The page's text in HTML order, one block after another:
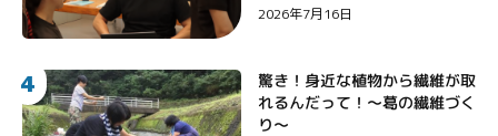
2026年7月16日
4
驚き！身近な植物から繊維が取
れるんだって！〜葛の繊維づく
り〜